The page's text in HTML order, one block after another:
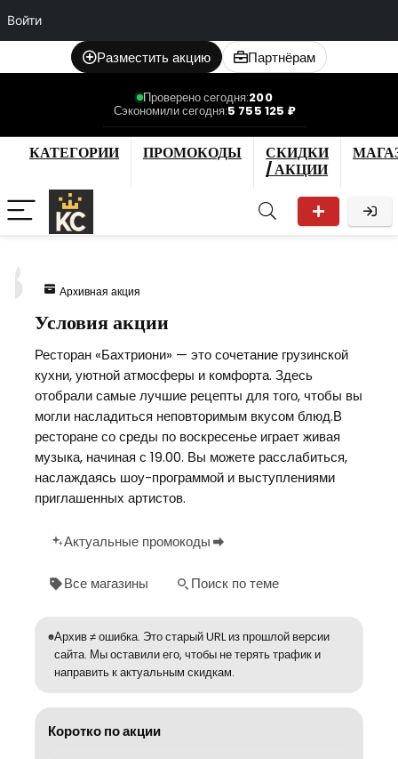
Войти
Разместить акцию Партнёрам
Проверено сегодня:200
Сэкономили сегодня:5 755 125 ₽
КАТЕГОРИИ ПРОМОКОДЫ
СКИДКИ
/ АКЦИИ
Архивная акция
Условия акции
Ресторан «Бахтриони» — это сочетание грузинской
кухни, уютной атмосферы и комфорта. Здесь
отобрали самые лучшие рецепты для того, чтобы вы
могли насладиться неповторимым вкусом блюд.В
ресторане со среды по воскресенье играет живая
музыка, начиная с 19.00. Вы можете расслабиться,
наслаждаясь шоу-программой и выступлениями
приглашенных артистов.
Актуальные промокоды
Все магазины Поиск по теме
Архив ≠ ошибка. Это старый URL из прошлой версии
сайта. Мы оставили его, чтобы не терять трафик и
направить к актуальным скидкам.
Коротко по акции